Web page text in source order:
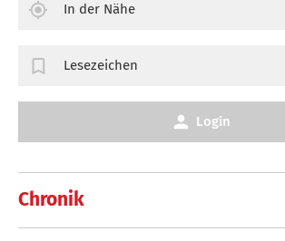
Chronik
In der Nähe
Lesezeichen
Login